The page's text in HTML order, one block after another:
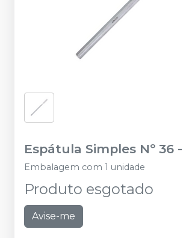
Espátula Simples Nº 36 -
Embalagem com 1 unidade
Produto esgotado
Avise-me